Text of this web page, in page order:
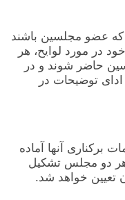
عضو مجلسین‏ باشند
در مورد لوایح‏، هر
حاضر شوند و در
توضیحات‏ در
برکناری‏ آنها آماده‏
دو مجلس‏ تشکیل‏
تعیین‏ خواهد شد.